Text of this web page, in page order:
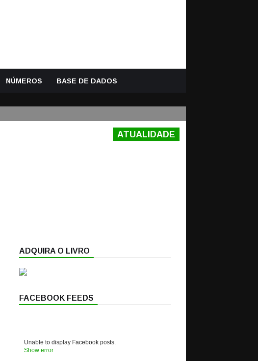
NÚMEROS BASE DE DADOS
ATUALIDADE
ADQUIRA O LIVRO
FACEBOOK FEEDS
Unable to display Facebook posts.
Show error